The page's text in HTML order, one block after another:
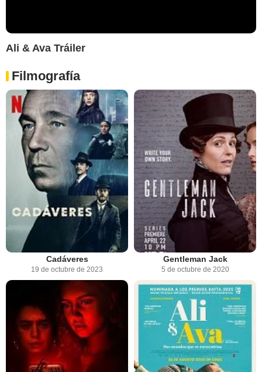
Ali & Ava Tráiler
Filmografía
Cadáveres
19 de octubre de 2023
Gentleman Jack
5 de octubre de 2020